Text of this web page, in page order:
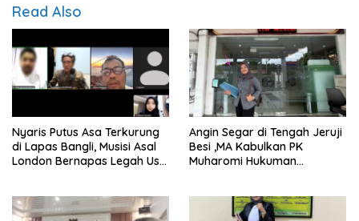
Read Also
Nyaris Putus Asa Terkurung
di Lapas Bangli, Musisi Asal
London Bernapas Legah Usai
Angin Segar di Tengah Jeruji
Besi ,MA Kabulkan PK
Muharomi Hukuman